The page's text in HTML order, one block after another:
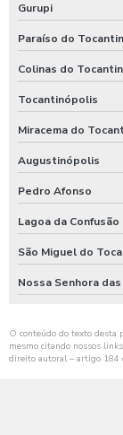
Gurupi
Paraíso do
Colinas do
Tocantinópolis
Miracema do
Augustinópolis
Pedro Afonso
Lagoa da Confusão
São Miguel do
Nossa Senhora
O conteúdo do texto desta
mesmo citando nossos
direito autoral – artigo 184